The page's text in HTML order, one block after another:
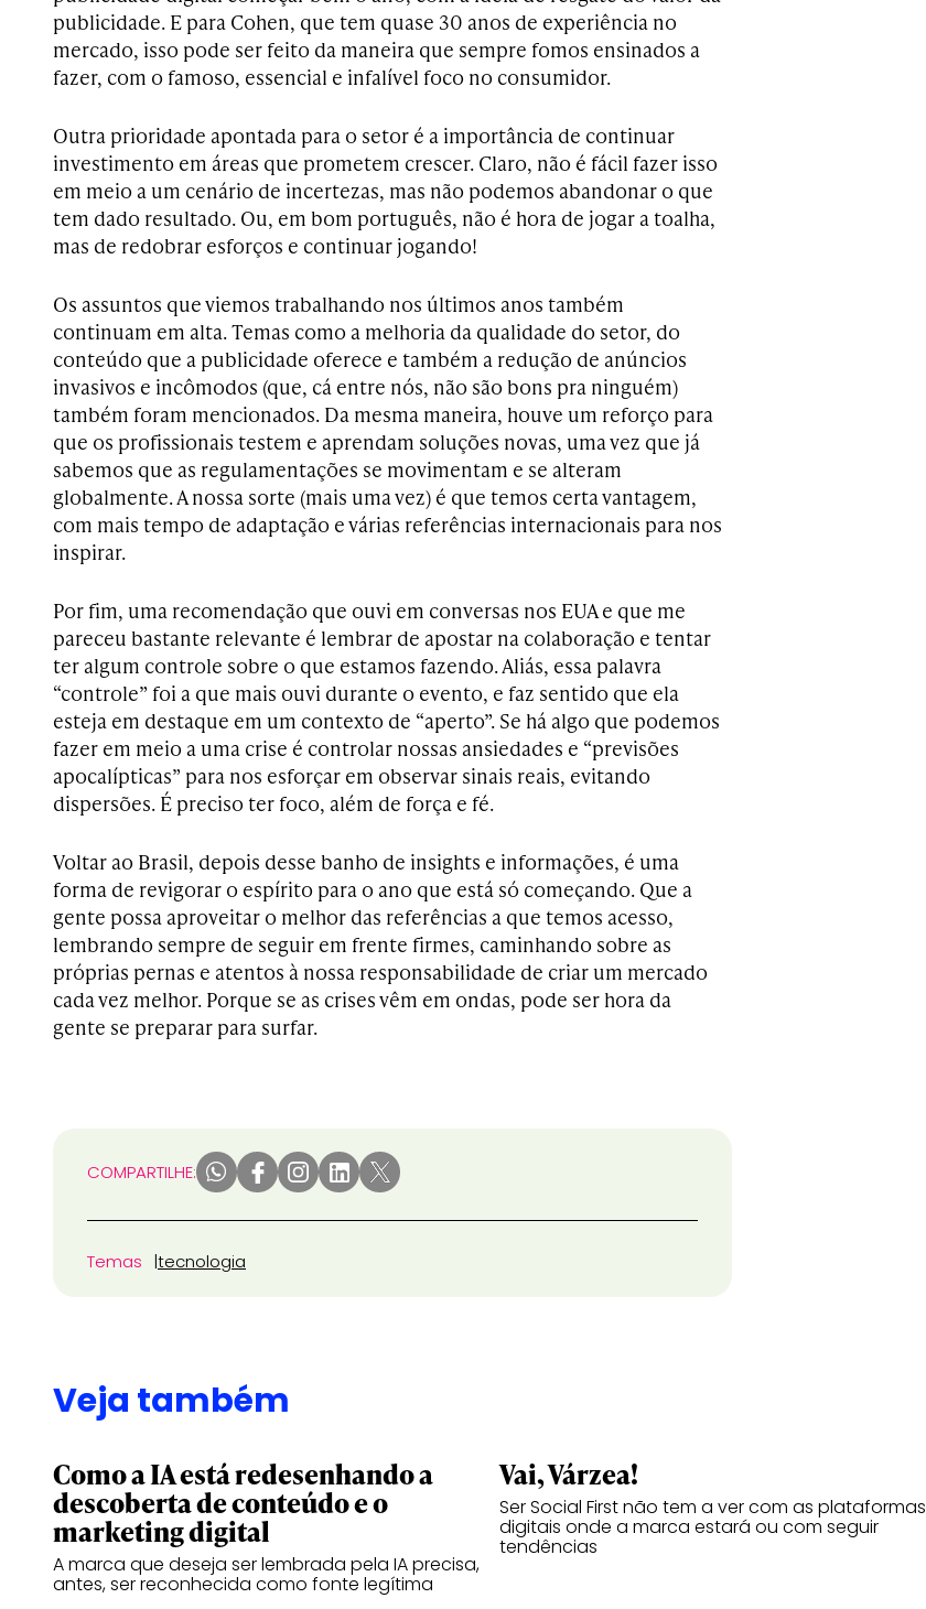
publicidade. E para Cohen, que tem quase 30 anos de experiência no
mercado, isso pode ser feito da maneira que sempre fomos ensinados a
fazer, com o famoso, essencial e infalível foco no consumidor.
Outra prioridade apontada para o setor é a importância de continuar
investimento em áreas que prometem crescer. Claro, não é fácil fazer isso
em meio a um cenário de incertezas, mas não podemos abandonar o que
tem dado resultado. Ou, em bom português, não é hora de jogar a toalha,
mas de redobrar esforços e continuar jogando!
Os assuntos que viemos trabalhando nos últimos anos também
continuam em alta. Temas como a melhoria da qualidade do setor, do
conteúdo que a publicidade oferece e também a redução de anúncios
invasivos e incômodos (que, cá entre nós, não são bons pra ninguém)
também foram mencionados. Da mesma maneira, houve um reforço para
que os profissionais testem e aprendam soluções novas, uma vez que já
sabemos que as regulamentações se movimentam e se alteram
globalmente. A nossa sorte (mais uma vez) é que temos certa vantagem,
com mais tempo de adaptação e várias referências internacionais para nos
inspirar.
Por fim, uma recomendação que ouvi em conversas nos EUA e que me
pareceu bastante relevante é lembrar de apostar na colaboração e tentar
ter algum controle sobre o que estamos fazendo. Aliás, essa palavra
“controle” foi a que mais ouvi durante o evento, e faz sentido que ela
esteja em destaque em um contexto de “aperto”. Se há algo que podemos
fazer em meio a uma crise é controlar nossas ansiedades e “previsões
apocalípticas” para nos esforçar em observar sinais reais, evitando
dispersões. É preciso ter foco, além de força e fé.
Voltar ao Brasil, depois desse banho de insights e informações, é uma
forma de revigorar o espírito para o ano que está só começando. Que a
gente possa aproveitar o melhor das referências a que temos acesso,
lembrando sempre de seguir em frente firmes, caminhando sobre as
próprias pernas e atentos à nossa responsabilidade de criar um mercado
cada vez melhor. Porque se as crises vêm em ondas, pode ser hora da
gente se preparar para surfar.
COMPARTILHE:
Temas tecnologia
Veja também
Como a IA está redesenhando a
descoberta de conteúdo e o
marketing digital
A marca que deseja ser lembrada pela IA precisa,
antes, ser reconhecida como fonte legítima
Vai, Várzea!
Ser Social First não tem a ver com as plataformas
digitais onde a marca estará ou com seguir
tendências